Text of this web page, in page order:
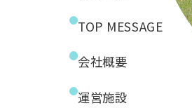
TOP MESSAGE
会社概要
運営施設